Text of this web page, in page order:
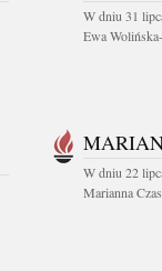
W dniu 31
Ewa
W dniu 22
Marianna